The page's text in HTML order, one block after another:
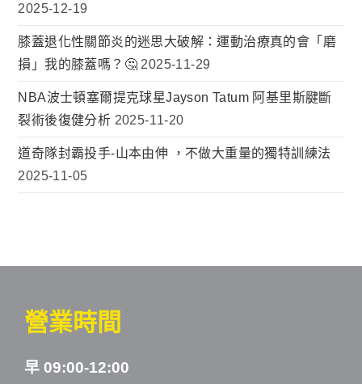
2025-12-19
膝蓋退化性關節炎的迷思大破解：運動治療真的會「磨
損」我的膝蓋嗎？🤔 2025-11-29
NBA波士頓塞爾提克球星Jayson Tatum 阿基里斯腱斷
裂術後復健分析 2025-11-20
道奇隊封霸投手-山本由伸 ，不做大重量的獨特訓練法
2025-11-05
營業時間
早 09:00-12:00